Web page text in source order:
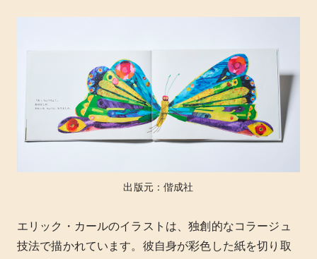
出版元：偕成社
エリック・カールのイラストは、独創的なコラージュ
技法で描かれています。彼自身が彩色した紙を切り取